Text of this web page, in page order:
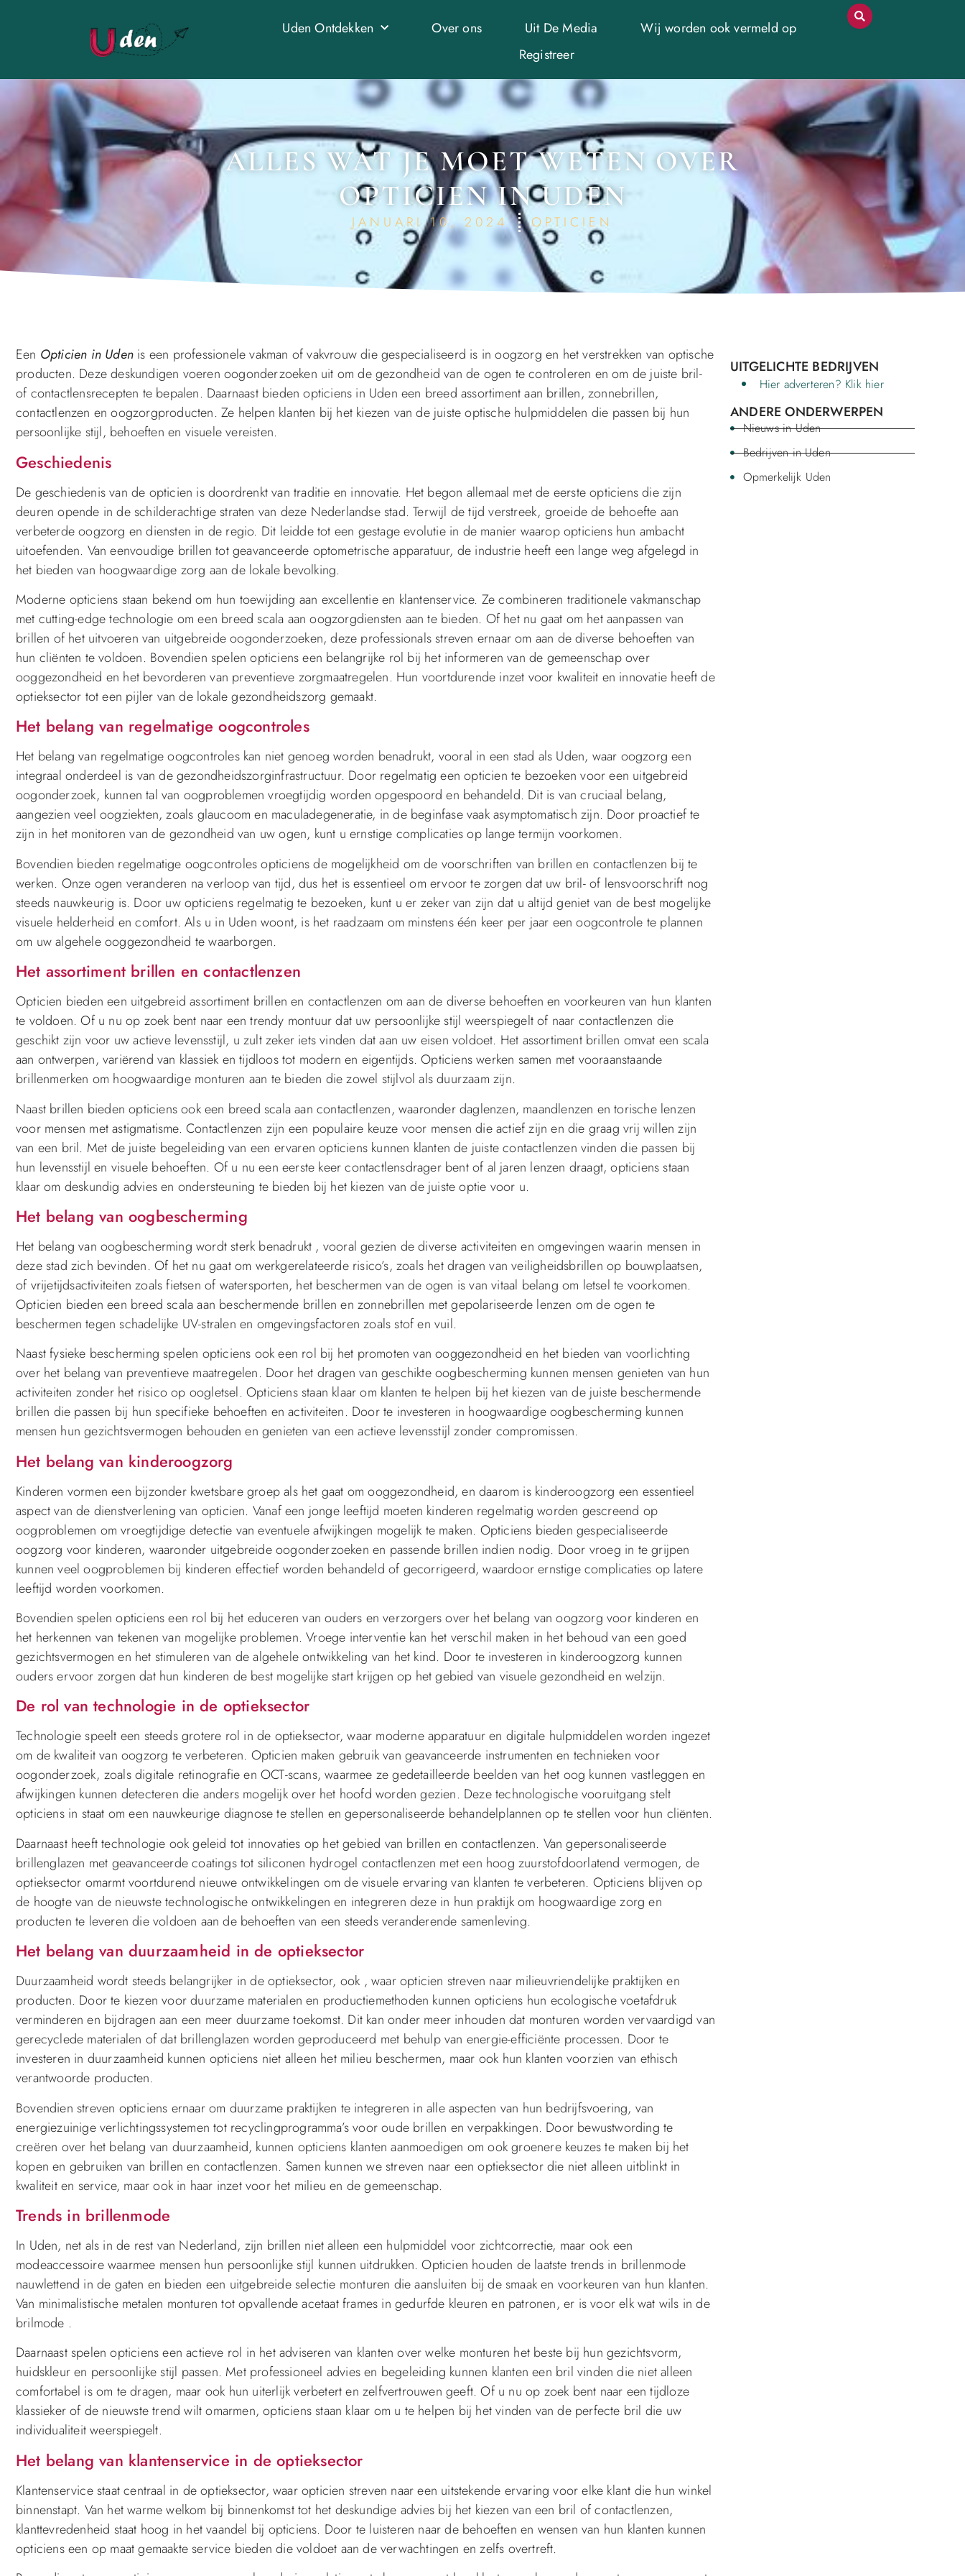
Uden Ontdekken Over ons Uit De Media
Wij worden ook vermeld op
Registreer
ALLES WAT JE MOET WETEN OVER
OPTICIEN IN UDEN
JANUARI 10, 2024 OPTICIEN
Een Opticien in Uden is een professionele vakman of vakvrouw die gespecialiseerd is in oogzorg en het verstrekken van optische
producten. Deze deskundigen voeren oogonderzoeken uit om de gezondheid van de ogen te controleren en om de juiste bril-
of contactlensrecepten te bepalen. Daarnaast bieden opticiens in Uden een breed assortiment aan brillen, zonnebrillen,
contactlenzen en oogzorgproducten. Ze helpen klanten bij het kiezen van de juiste optische hulpmiddelen die passen bij hun
persoonlijke stijl, behoeften en visuele vereisten.
Geschiedenis
De geschiedenis van de opticien is doordrenkt van traditie en innovatie. Het begon allemaal met de eerste opticiens die zijn
deuren opende in de schilderachtige straten van deze Nederlandse stad. Terwijl de tijd verstreek, groeide de behoefte aan
verbeterde oogzorg en diensten in de regio. Dit leidde tot een gestage evolutie in de manier waarop opticiens hun ambacht
uitoefenden. Van eenvoudige brillen tot geavanceerde optometrische apparatuur, de industrie heeft een lange weg afgelegd in
het bieden van hoogwaardige zorg aan de lokale bevolking.
Moderne opticiens staan bekend om hun toewijding aan excellentie en klantenservice. Ze combineren traditionele vakmanschap
met cutting-edge technologie om een breed scala aan oogzorgdiensten aan te bieden. Of het nu gaat om het aanpassen van
brillen of het uitvoeren van uitgebreide oogonderzoeken, deze professionals streven ernaar om aan de diverse behoeften van
hun cliënten te voldoen. Bovendien spelen opticiens een belangrijke rol bij het informeren van de gemeenschap over
ooggezondheid en het bevorderen van preventieve zorgmaatregelen. Hun voortdurende inzet voor kwaliteit en innovatie heeft de
optieksector tot een pijler van de lokale gezondheidszorg gemaakt.
Het belang van regelmatige oogcontroles
Het belang van regelmatige oogcontroles kan niet genoeg worden benadrukt, vooral in een stad als Uden, waar oogzorg een
integraal onderdeel is van de gezondheidszorginfrastructuur. Door regelmatig een opticien te bezoeken voor een uitgebreid
oogonderzoek, kunnen tal van oogproblemen vroegtijdig worden opgespoord en behandeld. Dit is van cruciaal belang,
aangezien veel oogziekten, zoals glaucoom en maculadegeneratie, in de beginfase vaak asymptomatisch zijn. Door proactief te
zijn in het monitoren van de gezondheid van uw ogen, kunt u ernstige complicaties op lange termijn voorkomen.
Bovendien bieden regelmatige oogcontroles opticiens de mogelijkheid om de voorschriften van brillen en contactlenzen bij te
werken. Onze ogen veranderen na verloop van tijd, dus het is essentieel om ervoor te zorgen dat uw bril- of lensvoorschrift nog
steeds nauwkeurig is. Door uw opticiens regelmatig te bezoeken, kunt u er zeker van zijn dat u altijd geniet van de best mogelijke
visuele helderheid en comfort. Als u in Uden woont, is het raadzaam om minstens één keer per jaar een oogcontrole te plannen
om uw algehele ooggezondheid te waarborgen.
Het assortiment brillen en contactlenzen
Opticien bieden een uitgebreid assortiment brillen en contactlenzen om aan de diverse behoeften en voorkeuren van hun klanten
te voldoen. Of u nu op zoek bent naar een trendy montuur dat uw persoonlijke stijl weerspiegelt of naar contactlenzen die
geschikt zijn voor uw actieve levensstijl, u zult zeker iets vinden dat aan uw eisen voldoet. Het assortiment brillen omvat een scala
aan ontwerpen, variërend van klassiek en tijdloos tot modern en eigentijds. Opticiens werken samen met vooraanstaande
brillenmerken om hoogwaardige monturen aan te bieden die zowel stijlvol als duurzaam zijn.
Naast brillen bieden opticiens ook een breed scala aan contactlenzen, waaronder daglenzen, maandlenzen en torische lenzen
voor mensen met astigmatisme. Contactlenzen zijn een populaire keuze voor mensen die actief zijn en die graag vrij willen zijn
van een bril. Met de juiste begeleiding van een ervaren opticiens kunnen klanten de juiste contactlenzen vinden die passen bij
hun levensstijl en visuele behoeften. Of u nu een eerste keer contactlensdrager bent of al jaren lenzen draagt, opticiens staan
klaar om deskundig advies en ondersteuning te bieden bij het kiezen van de juiste optie voor u.
Het belang van oogbescherming
Het belang van oogbescherming wordt sterk benadrukt , vooral gezien de diverse activiteiten en omgevingen waarin mensen in
deze stad zich bevinden. Of het nu gaat om werkgerelateerde risico’s, zoals het dragen van veiligheidsbrillen op bouwplaatsen,
of vrijetijdsactiviteiten zoals fietsen of watersporten, het beschermen van de ogen is van vitaal belang om letsel te voorkomen.
Opticien bieden een breed scala aan beschermende brillen en zonnebrillen met gepolariseerde lenzen om de ogen te
beschermen tegen schadelijke UV-stralen en omgevingsfactoren zoals stof en vuil.
Naast fysieke bescherming spelen opticiens ook een rol bij het promoten van ooggezondheid en het bieden van voorlichting
over het belang van preventieve maatregelen. Door het dragen van geschikte oogbescherming kunnen mensen genieten van hun
activiteiten zonder het risico op oogletsel. Opticiens staan klaar om klanten te helpen bij het kiezen van de juiste beschermende
brillen die passen bij hun specifieke behoeften en activiteiten. Door te investeren in hoogwaardige oogbescherming kunnen
mensen hun gezichtsvermogen behouden en genieten van een actieve levensstijl zonder compromissen.
Het belang van kinderoogzorg
Kinderen vormen een bijzonder kwetsbare groep als het gaat om ooggezondheid, en daarom is kinderoogzorg een essentieel
aspect van de dienstverlening van opticien. Vanaf een jonge leeftijd moeten kinderen regelmatig worden gescreend op
oogproblemen om vroegtijdige detectie van eventuele afwijkingen mogelijk te maken. Opticiens bieden gespecialiseerde
oogzorg voor kinderen, waaronder uitgebreide oogonderzoeken en passende brillen indien nodig. Door vroeg in te grijpen
kunnen veel oogproblemen bij kinderen effectief worden behandeld of gecorrigeerd, waardoor ernstige complicaties op latere
leeftijd worden voorkomen.
Bovendien spelen opticiens een rol bij het educeren van ouders en verzorgers over het belang van oogzorg voor kinderen en
het herkennen van tekenen van mogelijke problemen. Vroege interventie kan het verschil maken in het behoud van een goed
gezichtsvermogen en het stimuleren van de algehele ontwikkeling van het kind. Door te investeren in kinderoogzorg kunnen
ouders ervoor zorgen dat hun kinderen de best mogelijke start krijgen op het gebied van visuele gezondheid en welzijn.
De rol van technologie in de optieksector
Technologie speelt een steeds grotere rol in de optieksector, waar moderne apparatuur en digitale hulpmiddelen worden ingezet
om de kwaliteit van oogzorg te verbeteren. Opticien maken gebruik van geavanceerde instrumenten en technieken voor
oogonderzoek, zoals digitale retinografie en OCT-scans, waarmee ze gedetailleerde beelden van het oog kunnen vastleggen en
afwijkingen kunnen detecteren die anders mogelijk over het hoofd worden gezien. Deze technologische vooruitgang stelt
opticiens in staat om een nauwkeurige diagnose te stellen en gepersonaliseerde behandelplannen op te stellen voor hun cliënten.
Daarnaast heeft technologie ook geleid tot innovaties op het gebied van brillen en contactlenzen. Van gepersonaliseerde
brillenglazen met geavanceerde coatings tot siliconen hydrogel contactlenzen met een hoog zuurstofdoorlatend vermogen, de
optieksector omarmt voortdurend nieuwe ontwikkelingen om de visuele ervaring van klanten te verbeteren. Opticiens blijven op
de hoogte van de nieuwste technologische ontwikkelingen en integreren deze in hun praktijk om hoogwaardige zorg en
producten te leveren die voldoen aan de behoeften van een steeds veranderende samenleving.
Het belang van duurzaamheid in de optieksector
Duurzaamheid wordt steeds belangrijker in de optieksector, ook , waar opticien streven naar milieuvriendelijke praktijken en
producten. Door te kiezen voor duurzame materialen en productiemethoden kunnen opticiens hun ecologische voetafdruk
verminderen en bijdragen aan een meer duurzame toekomst. Dit kan onder meer inhouden dat monturen worden vervaardigd van
gerecyclede materialen of dat brillenglazen worden geproduceerd met behulp van energie-efficiënte processen. Door te
investeren in duurzaamheid kunnen opticiens niet alleen het milieu beschermen, maar ook hun klanten voorzien van ethisch
verantwoorde producten.
Bovendien streven opticiens ernaar om duurzame praktijken te integreren in alle aspecten van hun bedrijfsvoering, van
energiezuinige verlichtingssystemen tot recyclingprogramma’s voor oude brillen en verpakkingen. Door bewustwording te
creëren over het belang van duurzaamheid, kunnen opticiens klanten aanmoedigen om ook groenere keuzes te maken bij het
kopen en gebruiken van brillen en contactlenzen. Samen kunnen we streven naar een optieksector die niet alleen uitblinkt in
kwaliteit en service, maar ook in haar inzet voor het milieu en de gemeenschap.
Trends in brillenmode
In Uden, net als in de rest van Nederland, zijn brillen niet alleen een hulpmiddel voor zichtcorrectie, maar ook een
modeaccessoire waarmee mensen hun persoonlijke stijl kunnen uitdrukken. Opticien houden de laatste trends in brillenmode
nauwlettend in de gaten en bieden een uitgebreide selectie monturen die aansluiten bij de smaak en voorkeuren van hun klanten.
Van minimalistische metalen monturen tot opvallende acetaat frames in gedurfde kleuren en patronen, er is voor elk wat wils in de
brilmode .
Daarnaast spelen opticiens een actieve rol in het adviseren van klanten over welke monturen het beste bij hun gezichtsvorm,
huidskleur en persoonlijke stijl passen. Met professioneel advies en begeleiding kunnen klanten een bril vinden die niet alleen
comfortabel is om te dragen, maar ook hun uiterlijk verbetert en zelfvertrouwen geeft. Of u nu op zoek bent naar een tijdloze
klassieker of de nieuwste trend wilt omarmen, opticiens staan klaar om u te helpen bij het vinden van de perfecte bril die uw
individualiteit weerspiegelt.
Het belang van klantenservice in de optieksector
Klantenservice staat centraal in de optieksector, waar opticien streven naar een uitstekende ervaring voor elke klant die hun winkel
binnenstapt. Van het warme welkom bij binnenkomst tot het deskundige advies bij het kiezen van een bril of contactlenzen,
klanttevredenheid staat hoog in het vaandel bij opticiens. Door te luisteren naar de behoeften en wensen van hun klanten kunnen
opticiens een op maat gemaakte service bieden die voldoet aan de verwachtingen en zelfs overtreft.
UITGELICHTE BEDRIJVEN
Hier adverteren? Klik hier
ANDERE ONDERWERPEN
Nieuws in Uden
Bedrijven in Uden
Opmerkelijk Uden